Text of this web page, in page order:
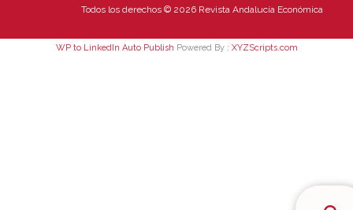
Todos los derechos © 2026 Revista Andalucía Económica
WP to LinkedIn Auto Publish Powered By : XYZScripts.com